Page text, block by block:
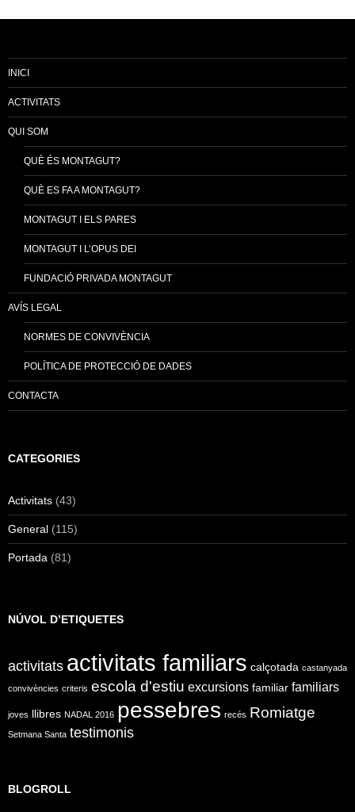
INICI
ACTIVITATS
QUI SOM
QUÈ ÉS MONTAGUT?
QUÈ ES FA A MONTAGUT?
MONTAGUT I ELS PARES
MONTAGUT I L’OPUS DEI
FUNDACIÓ PRIVADA MONTAGUT
AVÍS LEGAL
NORMES DE CONVIVÈNCIA
POLÍTICA DE PROTECCIÓ DE DADES
CONTACTA
CATEGORIES
Activitats (43)
General (115)
Portada (81)
NÚVOL D’ETIQUETES
activitats activitats familiars calçotada castanyada
convivències criteris escola d'estiu excursions familiar familiars
joves llibres NADAL 2016 pessebres recés Romiatge
Setmana Santa testimonis
BLOGROLL